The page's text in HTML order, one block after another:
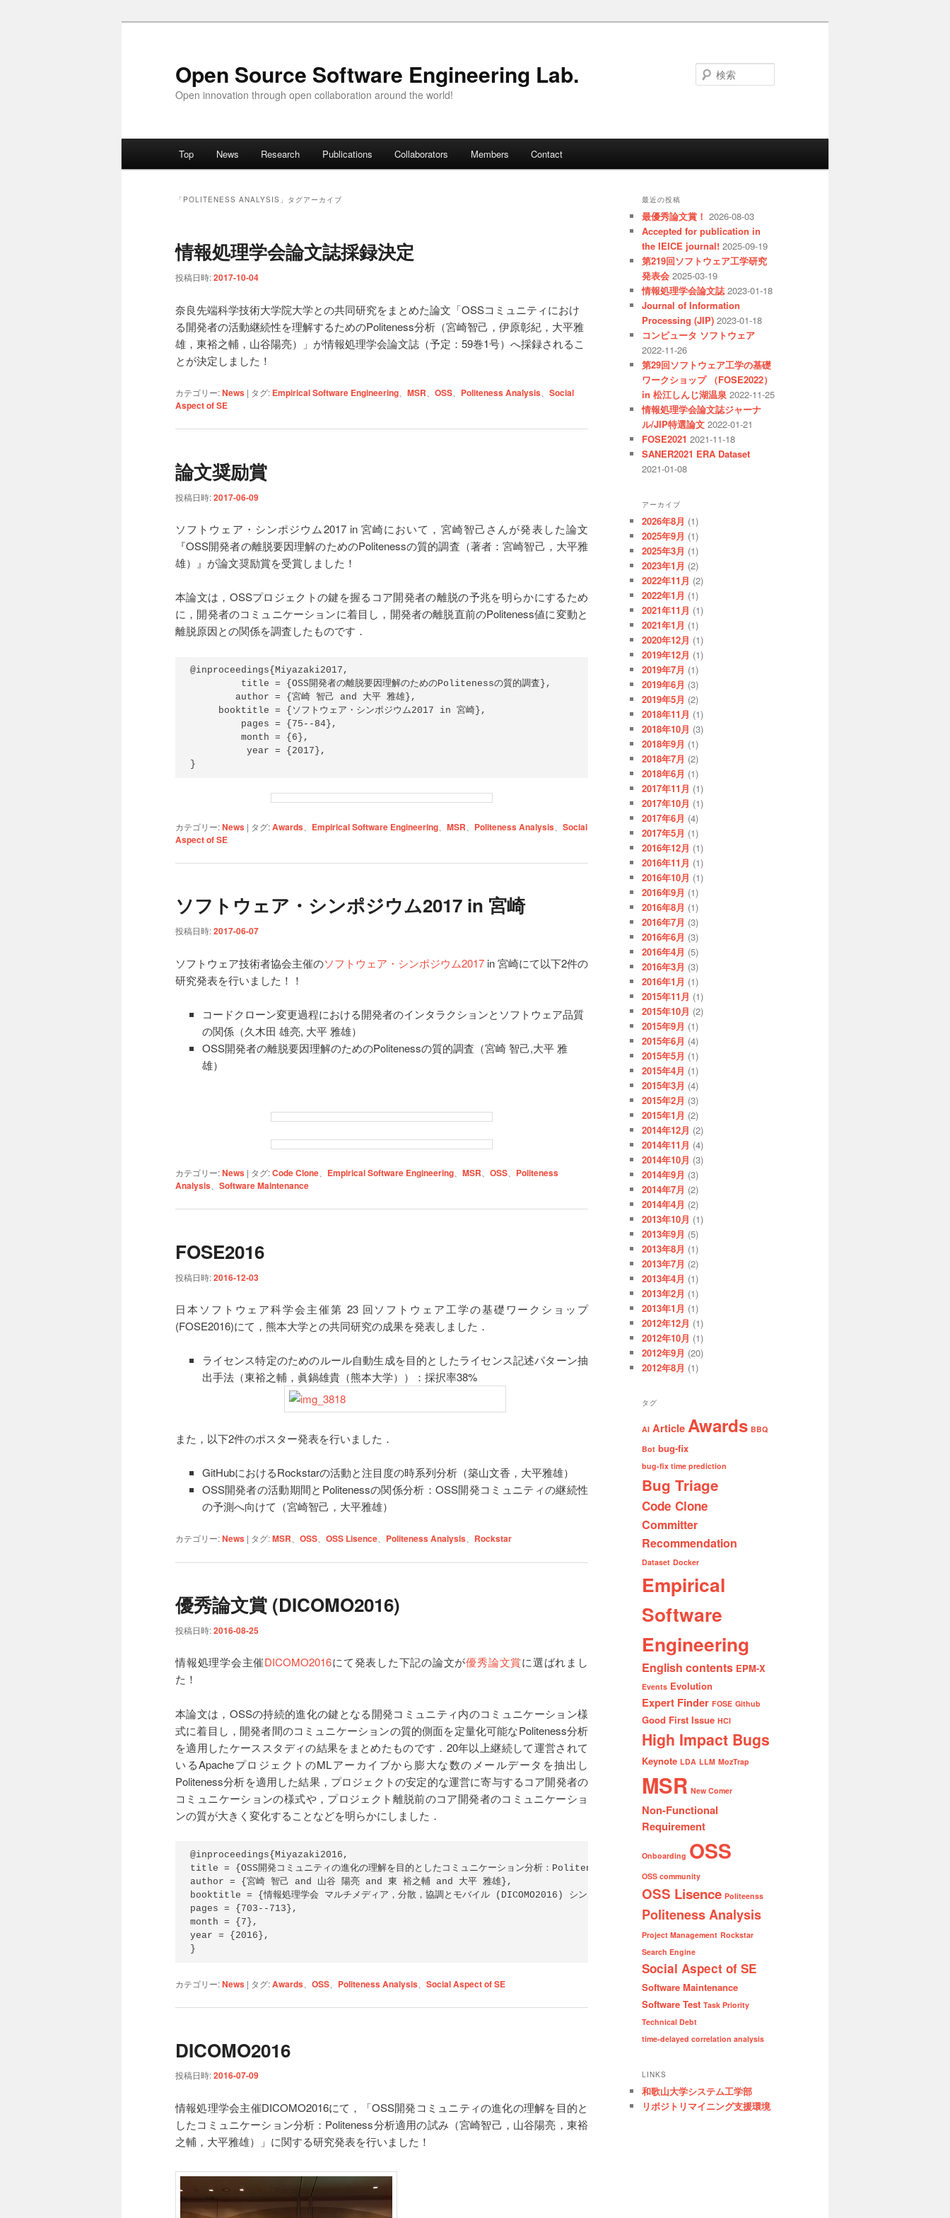
Open Source Software Engineering Lab.
Open innovation through open collaboration around the world!
Top News Research Publications Collaborators Members Contact
「 POLITENESS ANALYSIS 」タグアーカイブ
情報処理学会論文誌採録決定
投稿日時:2017-10-04
奈良先端科学技術大学院大学との共同研究をまとめた論文「OSSコミュニティにおけ
る開発者の活動継続性を理解するためのPoliteness分析（宮崎智己，伊原彰紀，大平雅
雄，東裕之輔，山谷陽亮）」が情報処理学会論文誌（予定：59巻1号）へ採録されるこ
とが決定しました！
カテゴリー:News | タグ: Empirical Software Engineering MSR OSS Politeness Analysis
Social
Aspect of SE
論文奨励賞
投稿日時:2017-06-09
ソフトウェア・シンポジウム2017 in 宮崎において，宮崎智己さんが発表した論文
『OSS開発者の離脱要因理解のためのPolitenessの質的調査（著者：宮崎智己，大平雅
雄）』が論文奨励賞を受賞しました！
本論文は，OSSプロジェクトの鍵を握るコア開発者の離脱の予兆を明らかにするため
に，開発者のコミュニケーションに着目し，開発者の離脱直前のPoliteness値に変動と
離脱原因との関係を調査したものです．
@inproceedings{Miyazaki2017,
         title = {OSS開発者の離脱要因理解のためのPolitenessの質的調査},
        author = {宮崎 智己 and 大平 雅雄},
     booktitle = {ソフトウェア・シンポジウム2017 in 宮崎},
         pages = {75--84},
         month = {6},
          year = {2017},
カテゴリー:News | タグ:Awards Empirical Software Engineering MSR Politeness Analysis
Social
Aspect of SE
ソフトウェア・シンポジウム2017 in 宮崎
投稿日時:2017-06-07
ソフトウェア技術者協会主催のソフトウェア・シンポジウム2017 in 宮崎にて以下2件の
研究発表を行いました！！
コードクローン変更過程における開発者のインタラクションとソフトウェア品質
の関係（久木田 雄亮, 大平 雅雄）
OSS開発者の離脱要因理解のためのPolitenessの質的調査（宮崎 智己,大平 雅
雄）
カテゴリー:News | タグ:Code Clone Empirical Software Engineering MSR OSS
Politeness
Analysis
Software Maintenance
FOSE2016
投稿日時:2016-12-03
日本ソフトウェア科学会主催第 23 回ソフトウェア工学の基礎ワークショップ
(FOSE2016)にて，熊本大学との共同研究の成果を発表しました．
ライセンス特定のためのルール自動生成を目的としたライセンス記述パターン抽
出手法（東裕之輔，眞鍋雄貴（熊本大学））：採択率38%
また，以下2件のポスター発表を行いました．
GitHubにおけるRockstarの活動と注目度の時系列分析（築山文香，大平雅雄）
OSS開発者の活動期間とPolitenessの関係分析：OSS開発コミュニティの継続性
の予測へ向けて（宮崎智己，大平雅雄）
カテゴリー:News | タグ:MSR、 OSS、 OSS Lisence、 Politeness Analysis、 Rockstar
優秀論文賞 (DICOMO2016)
投稿日時:2016-08-25
情報処理学会主催DICOMO2016にて発表した下記の論文が優秀論文賞に選ばれまし
た！
本論文は，OSSの持続的進化の鍵となる開発コミュニティ内のコミュニケーション様
式に着目し，開発者間のコミュニケーションの質的側面を定量化可能なPoliteness分析
を適用したケーススタディの結果をまとめたものです．20年以上継続して運営されて
いるApacheプロジェクトのMLアーカイブから膨大な数のメールデータを抽出し
Politeness分析を適用した結果，プロジェクトの安定的な運営に寄与するコア開発者の
コミュニケーションの様式や，プロジェクト離脱前のコア開発者のコミュニケーショ
ンの質が大きく変化することなどを明らかにしました．
@inproceedings{Miyazaki2016,
title = {OSS開発コミュニティの進化の理解を目的としたコミュニケーション分析：Politeness分析適用の試み},
author = {宮崎 智己 and 山谷 陽亮 and 東 裕之輔 and 大平 雅雄},
booktitle = {情報処理学会 マルチメディア，分散，協調とモバイル (DICOMO2016) シンポジウム論文集},
pages = {703--713},
month = {7},
year = {2016},
}
カテゴリー:News | タグ:Awards OSS Politeness Analysis Social Aspect of SE
DICOMO2016
投稿日時:2016-07-09
情報処理学会主催DICOMO2016にて，「OSS開発コミュニティの進化の理解を目的と
したコミュニケーション分析：Politeness分析適用の試み（宮崎智己，山谷陽亮，東裕
之輔，大平雅雄）」に関する研究発表を行いました！
最近の投稿
最優秀論文賞！ 2026-08-03
Accepted for publication in
the IEICE journal! 2025-09-19
第219回ソフトウェア工学研究
発表会 2025-03-19
情報処理学会論文誌 2023-01-18
Journal of Information
Processing (JIP) 2023-01-18
コンピュータ ソフトウェア
2022-11-26
第29回ソフトウェア工学の基礎
ワークショップ （FOSE2022）
in 松江しんじ湖温泉 2022-11-25
情報処理学会論文誌ジャーナ
ル/JIP特選論文 2022-01-21
FOSE2021 2021-11-18
SANER2021 ERA Dataset
2021-01-08
アーカイブ
2026年8月 (1)
2025年9月 (1)
2025年3月 (1)
2023年1月 (2)
2022年11月 (2)
2022年1月 (1)
2021年11月 (1)
2021年1月 (1)
2020年12月 (1)
2019年12月 (1)
2019年7月 (1)
2019年6月 (3)
2019年5月 (2)
2018年11月 (1)
2018年10月 (3)
2018年9月 (1)
2018年7月 (2)
2018年6月 (1)
2017年11月 (1)
2017年10月 (1)
2017年6月 (4)
2017年5月 (1)
2016年12月 (1)
2016年11月 (1)
2016年10月 (1)
2016年9月 (1)
2016年8月 (1)
2016年7月 (3)
2016年6月 (3)
2016年4月 (5)
2016年3月 (3)
2016年1月 (1)
2015年11月 (1)
2015年10月 (2)
2015年9月 (1)
2015年6月 (4)
2015年5月 (1)
2015年4月 (1)
2015年3月 (4)
2015年2月 (3)
2015年1月 (2)
2014年12月 (2)
2014年11月 (4)
2014年10月 (3)
2014年9月 (3)
2014年7月 (2)
2014年4月 (2)
2013年10月 (1)
2013年9月 (5)
2013年8月 (1)
2013年7月 (2)
2013年4月 (1)
2013年2月 (1)
2013年1月 (1)
2012年12月 (1)
2012年10月 (1)
2012年9月 (20)
2012年8月 (1)
タグ
AI ArticleAwards BBQ
Bot bug-fix
bug-fix time prediction
Bug Triage
Code Clone
Committer
Recommendation
Dataset Docker
Empirical
Software
Engineering
English contents EPM-X
Events Evolution
Expert Finder FOSE Github
Good First Issue HCI
High Impact Bugs
Keynote LDA LLM MozTrap
MSR New Comer
Non-Functional
Requirement
Onboarding OSS
OSS community
OSS Lisence Politeenss
Politeness Analysis
Project Management Rockstar
Search Engine
Social Aspect of SE
Software Maintenance
Software Test Task Priority
Technical Debt
time-delayed correlation analysis
LINKS
和歌山大学システム工学部
リポジトリマイニング支援環境